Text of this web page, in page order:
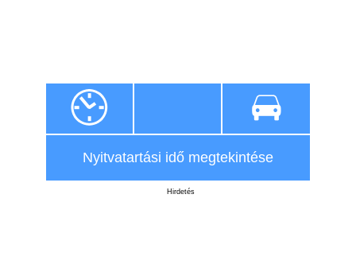
Nyitvatartási idő megtekintése
Hirdetés